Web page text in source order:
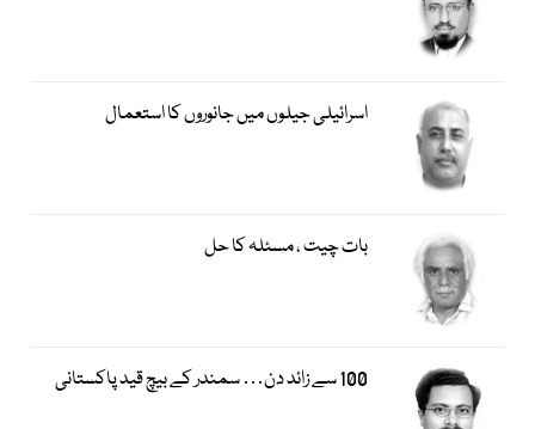
اسرائیلی جیلوں میں جانوروں کا استعمال
بات چیت ، مسئلہ کا حل
100 سے زائد دن… سمندر کے بیچ قید پاکستانی